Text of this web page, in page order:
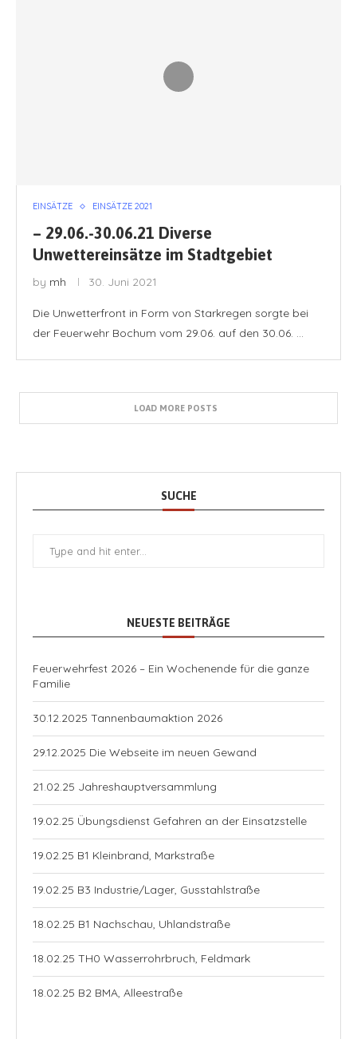
EINSÄTZE EINSÄTZE 2021
– 29.06.-30.06.21 Diverse
Unwettereinsätze im Stadtgebiet
by mh 30. Juni 2021
Die Unwetterfront in Form von Starkregen sorgte bei
der Feuerwehr Bochum vom 29.06. auf den 30.06. …
LOAD MORE POSTS
SUCHE
NEUESTE BEITRÄGE
Feuerwehrfest 2026 – Ein Wochenende für die ganze
Familie
30.12.2025 Tannenbaumaktion 2026
29.12.2025 Die Webseite im neuen Gewand
21.02.25 Jahreshauptversammlung
19.02.25 Übungsdienst Gefahren an der Einsatzstelle
19.02.25 B1 Kleinbrand, Markstraße
19.02.25 B3 Industrie/Lager, Gusstahlstraße
18.02.25 B1 Nachschau, Uhlandstraße
18.02.25 TH0 Wasserrohrbruch, Feldmark
18.02.25 B2 BMA, Alleestraße